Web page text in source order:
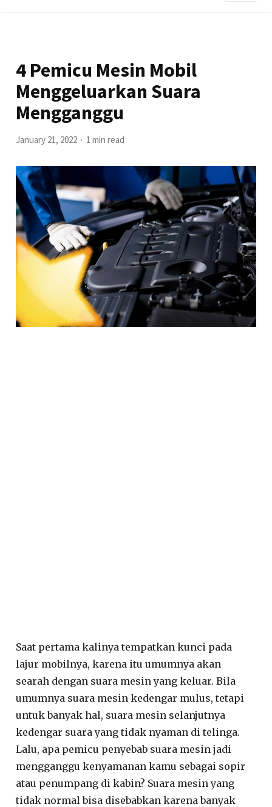
4 Pemicu Mesin Mobil
Menggeluarkan Suara
Mengganggu
January 21, 2022 1 min read
Saat pertama kalinya tempatkan kunci pada
lajur mobilnya, karena itu umumnya akan
searah dengan suara mesin yang keluar. Bila
umumnya suara mesin kedengar mulus, tetapi
untuk banyak hal, suara mesin selanjutnya
kedengar suara yang tidak nyaman di telinga.
Lalu, apa pemicu penyebab suara mesin jadi
mengganggu kenyamanan kamu sebagai sopir
atau penumpang di kabin? Suara mesin yang
tidak normal bisa disebabkan karena banyak